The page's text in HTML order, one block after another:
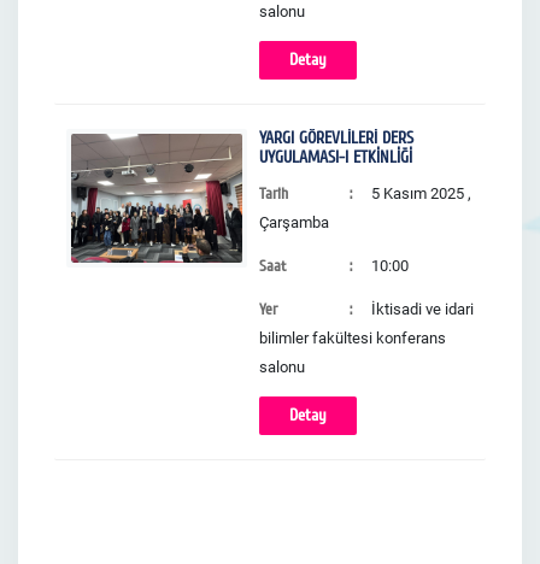
salonu
Detay
YARGI GÖREVLİLERİ DERS
UYGULAMASI-I ETKİNLİĞİ
Tarih
5 Kasım 2025 ,
Çarşamba
Saat 10:00
Yer
İktisadi ve idari
bilimler fakültesi konferans
salonu
Detay